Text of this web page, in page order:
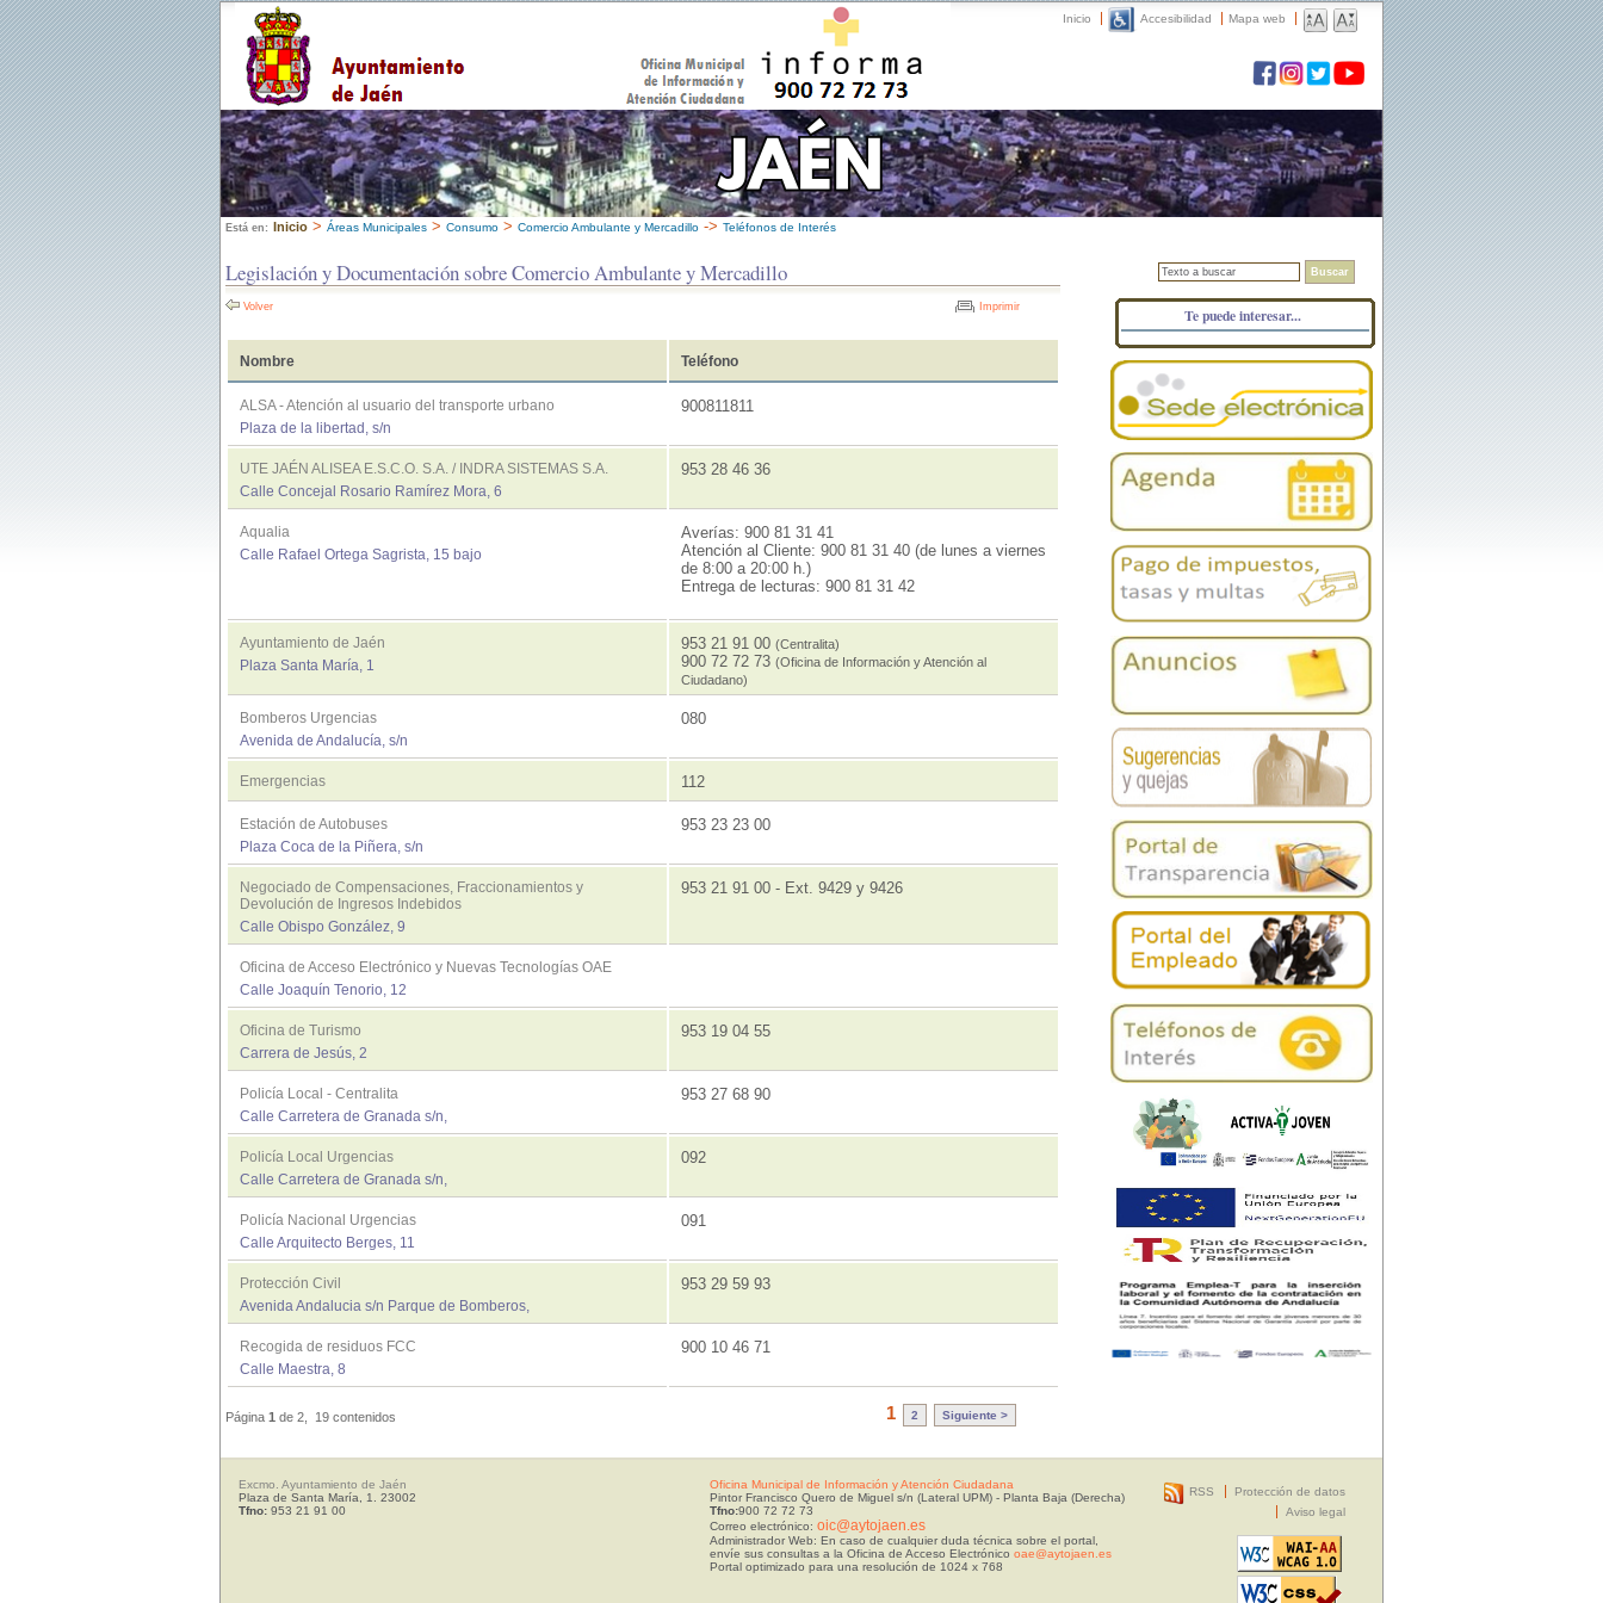
Inicio Accesibilidad Mapa web
Está en: Inicio > Áreas Municipales > Consumo > Comercio Ambulante y Mercadillo -> Teléfonos de Interés
Legislación y Documentación sobre Comercio Ambulante y Mercadillo
Volver Imprimir
Nombre Teléfono
ALSA - Atención al usuario del transporte urbano
Plaza de la libertad, s/n
900811811
UTE JAÉN ALISEA E.S.C.O. S.A. / INDRA SISTEMAS S.A.
Calle Concejal Rosario Ramírez Mora, 6
953 28 46 36
Aqualia
Calle Rafael Ortega Sagrista, 15 bajo
Averías: 900 81 31 41
Atención al Cliente: 900 81 31 40 (de lunes a viernes
de 8:00 a 20:00 h.)
Entrega de lecturas: 900 81 31 42
Ayuntamiento de Jaén
Plaza Santa María, 1
953 21 91 00 (Centralita)
900 72 72 73 (Oficina de Información y Atención al
Ciudadano)
Bomberos Urgencias
Avenida de Andalucía, s/n
080
Emergencias 112
Estación de Autobuses
Plaza Coca de la Piñera, s/n
953 23 23 00
Negociado de Compensaciones, Fraccionamientos y
Devolución de Ingresos Indebidos
Calle Obispo González, 9
953 21 91 00 - Ext. 9429 y 9426
Oficina de Acceso Electrónico y Nuevas Tecnologías OAE
Calle Joaquín Tenorio, 12
Oficina de Turismo
Carrera de Jesús, 2
953 19 04 55
Policía Local - Centralita
Calle Carretera de Granada s/n,
953 27 68 90
Policía Local Urgencias
Calle Carretera de Granada s/n,
092
Policía Nacional Urgencias
Calle Arquitecto Berges, 11
091
Protección Civil
Avenida Andalucia s/n Parque de Bomberos,
953 29 59 93
Recogida de residuos FCC
Calle Maestra, 8
900 10 46 71
Página 1 de 2, 19 contenidos 1 2 Siguiente >
Buscar
Te puede interesar...
Excmo. Ayuntamiento de Jaén
Plaza de Santa María, 1. 23002
Tfno: 953 21 91 00
Oficina Municipal de Información y Atención Ciudadana
Pintor Francisco Quero de Miguel s/n (Lateral UPM) - Planta Baja (Derecha)
Tfno:900 72 72 73
Correo electrónico: oic@aytojaen.es
Administrador Web: En caso de cualquier duda técnica sobre el portal,
envíe sus consultas a la Oficina de Acceso Electrónico oae@aytojaen.es
Portal optimizado para una resolución de 1024 x 768
RSS
Protección de datos
Aviso legal